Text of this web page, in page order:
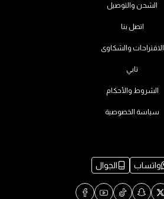
الشحن والتوصيل
اتصل بنا
الاقتراحات والشكاوى
تابي
الشروط والأحكام
سياسة الخصوصية
واتساب الجوال